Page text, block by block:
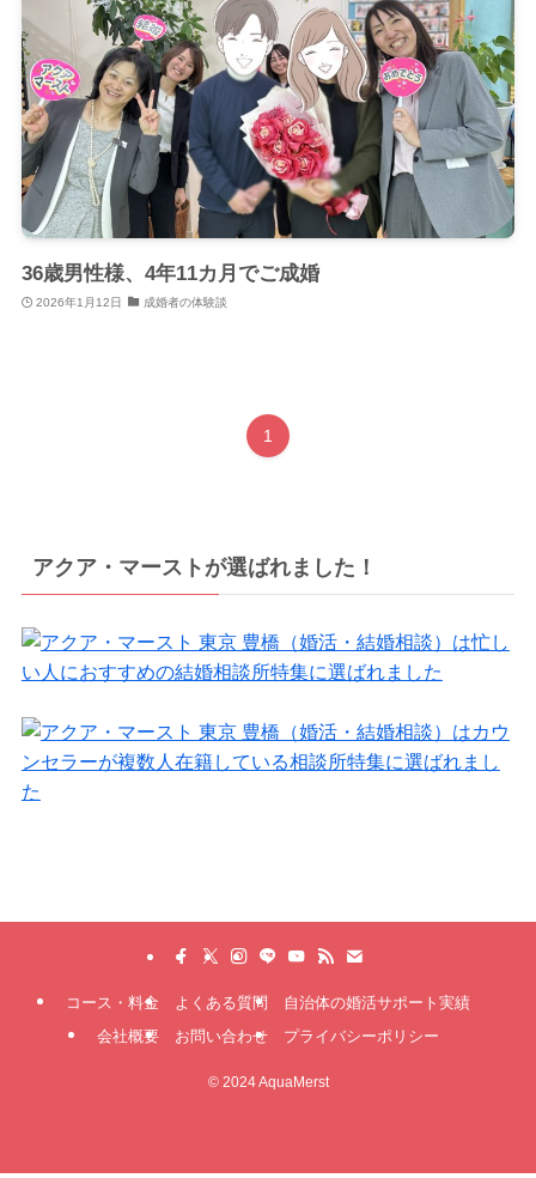
36歳男性様、4年11カ月でご成婚
2026年1月12日 成婚者の体験談
1
アクア・マーストが選ばれました！
コース・料金 よくある質問
自治体の婚活サポート実績
会社概要
お問い合わせ プライバシーポリシー
©2024 AquaMerst